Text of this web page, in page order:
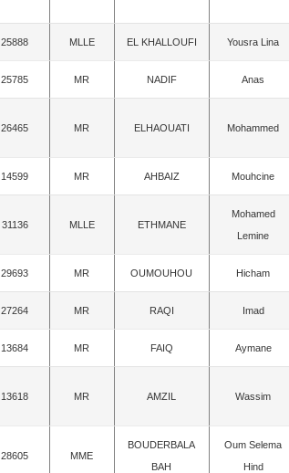
25888 MLLE EL KHALLOUFI Yousra Lina
25785 MR NADIF Anas
26465 MR ELHAOUATI Mohammed
14599 MR AHBAIZ Mouhcine
31136 MLLE ETHMANE
Mohamed
Lemine
29693 MR OUMOUHOU Hicham
27264 MR RAQI Imad
13684 MR FAIQ Aymane
13618 MR AMZIL Wassim
28605 MME
BOUDERBALA
BAH
Oum Selema
Hind